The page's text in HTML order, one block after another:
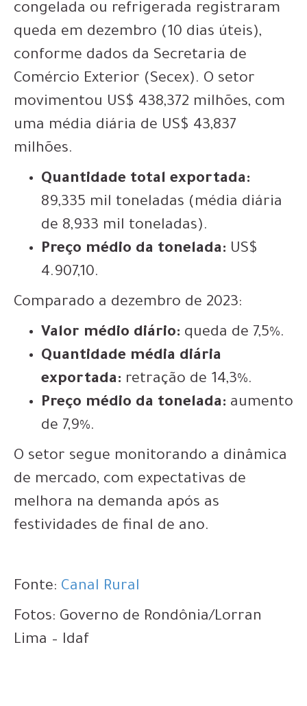
congelada ou refrigerada registraram
queda em dezembro (10 dias úteis),
conforme dados da Secretaria de
Comércio Exterior (Secex). O setor
movimentou US$ 438,372 milhões, com
uma média diária de US$ 43,837
milhões.
Quantidade total exportada:
89,335 mil toneladas (média diária
de 8,933 mil toneladas).
Preço médio da tonelada: US$
4.907,10.
Comparado a dezembro de 2023:
Valor médio diário: queda de 7,5%.
Quantidade média diária
exportada: retração de 14,3%.
Preço médio da tonelada: aumento
de 7,9%.
O setor segue monitorando a dinâmica
de mercado, com expectativas de
melhora na demanda após as
festividades de final de ano.
Fonte: Canal Rural
Fotos: Governo de Rondônia/Lorran
Lima – Idaf